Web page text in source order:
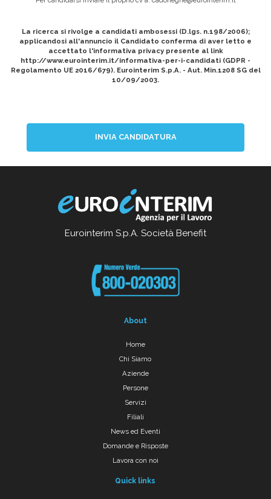
La ricerca si rivolge a candidati ambosessi (D.lgs. n.198/2006);
applicandosi all'annuncio il Candidato conferma di aver letto e
accettato l'informativa privacy presente al link
http://www.eurointerim.it/informativa-per-i-candidati (GDPR -
Regolamento UE 2016/679). Eurointerim S.p.A. - Aut. Min.1208 SG del
10/09/2003.
INVIA CANDIDATURA
Eurointerim S.p.A. Società Benefit
About
Home
Chi Siamo
Aziende
Persone
Servizi
Filiali
News ed Eventi
Domande e Risposte
Lavora con noi
Quick links